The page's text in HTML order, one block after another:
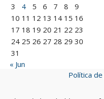
3
4 5 6 7 8
9
10 11 12 13 14 15 16
17 18 19 20 21 22 23
24 25 26 27 28 29 30
31
« Jun
Política